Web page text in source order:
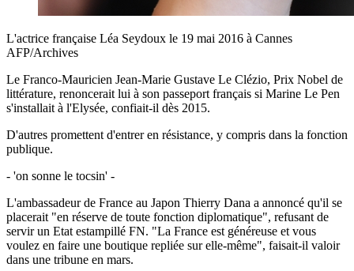
L'actrice française Léa Seydoux le 19 mai 2016 à Cannes
AFP/Archives
Le Franco-Mauricien Jean-Marie Gustave Le Clézio, Prix Nobel de
littérature, renoncerait lui à son passeport français si Marine Le Pen
s'installait à l'Elysée, confiait-il dès 2015.
D'autres promettent d'entrer en résistance, y compris dans la fonction
publique.
- 'on sonne le tocsin' -
L'ambassadeur de France au Japon Thierry Dana a annoncé qu'il se
placerait "en réserve de toute fonction diplomatique", refusant de
servir un Etat estampillé FN. "La France est généreuse et vous
voulez en faire une boutique repliée sur elle-même", faisait-il valoir
dans une tribune en mars.